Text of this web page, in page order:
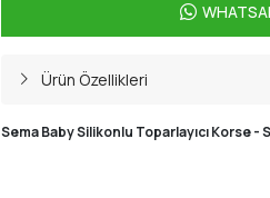
Ürün Özellikleri
Sema Baby Silikonlu Toparlayıcı Korse -